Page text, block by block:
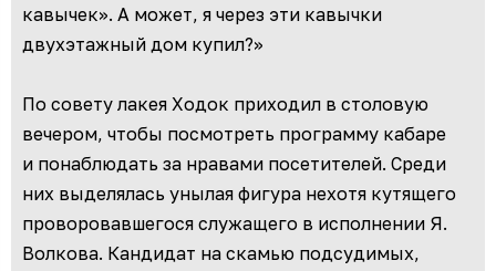
кавычек». А может, я через эти кавычки
двухэтажный дом купил?»
По совету лакея Ходок приходил в столовую
вечером, чтобы посмотреть программу кабаре
и понаблюдать за нравами посетителей. Среди
них выделялась унылая фигура нехотя кутящего
проворовавшегося служащего в исполнении Я.
Волкова. Кандидат на скамью подсудимых,